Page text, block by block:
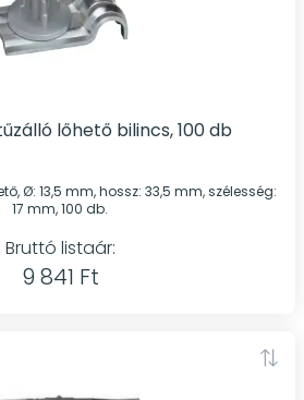
lőhető bilincs, 100 db
Ø: 13,5 mm, hossz: 33,5 mm, szélesség:
17 mm, 100 db.
Bruttó listaár:
9 841 Ft